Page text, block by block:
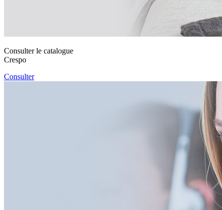
Consulter le catalogue
Crespo
Consulter